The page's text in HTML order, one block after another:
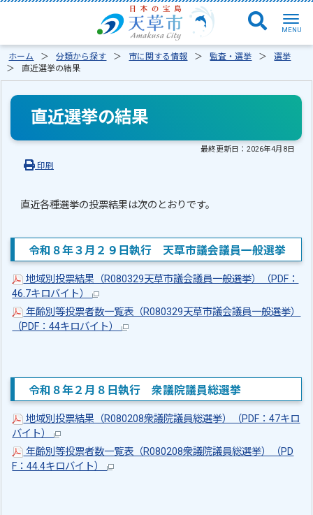
ホーム 分類から探す 市に関する情報 監査・選挙
選挙
直近選挙の結果
直近選挙の結果
最終更新日：2026年4月8日
印刷
直近各種選挙の投票結果は次のとおりです。
令和８年３月２９日執行 天草市議会議員一般選挙
地域別投票結果（R080329天草市議会議員一般選挙）（PDF：
46.7キロバイト）
年齢別等投票者数一覧表（R080329天草市議会議員一般選挙）
（PDF：44キロバイト）
令和８年２月８日執行 衆議院議員総選挙
地域別投票結果（R080208衆議院議員総選挙）（PDF：47キロ
バイト）
年齢別等投票者数一覧表（R080208衆議院議員総選挙）（PD
F：44.4キロバイト）